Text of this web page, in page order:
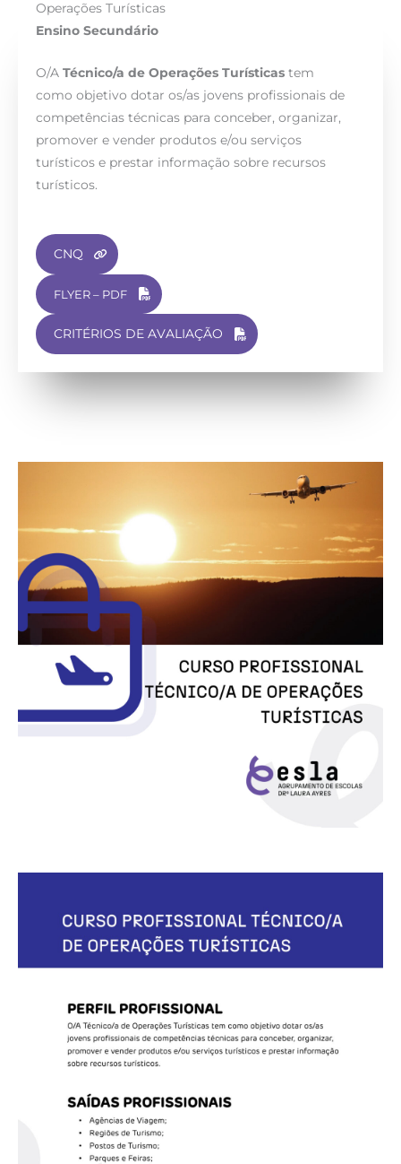
Operações Turísticas
Ensino Secundário
O/A Técnico/a de Operações Turísticas tem
como objetivo dotar os/as jovens profissionais de
competências técnicas para conceber, organizar,
promover e vender produtos e/ou serviços
turísticos e prestar informação sobre recursos
turísticos.
CNQ
FLYER – PDF
CRITÉRIOS DE AVALIAÇÃO